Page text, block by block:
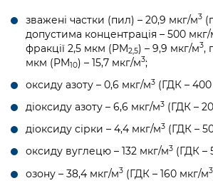
Регуляторна діяльність
Промисловість і наука Києва
Підприємства, установи,
Kyiv International Relations
Річні звіти
Гендерна політика
Ритуальні послуги
Іноземцям / For foreigners
Пам'ятки культурної спадщини
Портал Захисників та Захисниць
Портал послуг
Рада з питань внутрішньо
осіб при Київській міській
адміністрації
«Ініціатива «Партнерство
Уряд» – місцевий рівень»
Важливе під час воєнного стану
Звіти про опрацювання запитів
публічну інформацію
Про відкриті дані
Портал даних Києва
Контакти для медіа / Contacts
media
зважені частки (пил) – 20,9 мкг/м3
допустима концентрація – 500
фракції 2,5 мкм (PM2,5) – 9,9 мкг/м3,
мкм (PM10) – 15,7 мкг/м3;
оксиду азоту – 0,6 мкг/м3 (ГДК –
діоксиду азоту – 6,6 мкг/м3 (ГДК –
діоксиду сірки – 4,4 мкг/м3 (ГДК –
оксиду вуглецю – 132 мкг/м3 (ГДК –
озону – 38,4 мкг/м3 (ГДК – 160 мкг/м3